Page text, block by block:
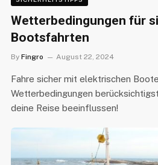
Wetterbedingungen für
Bootsfahrten
By Fingro August 22, 2024
Fahre sicher mit elektrischen
Wetterbedingungen
deine Reise beeinflussen!